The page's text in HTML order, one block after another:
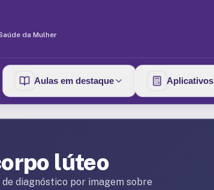
da Mulher
Aulas em destaque Aplicativos
lúteo
diagnóstico por imagem sobre